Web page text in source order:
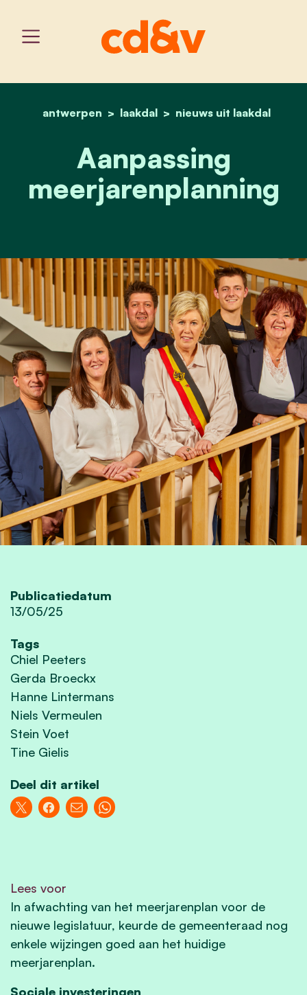
home
antwerpen laakdal nieuws uit laakdal
aanpassing
Aanpassing
meerjarenplanning
Publicatiedatum
13/05/25
Tags
Chiel Peeters
Gerda Broeckx
Hanne Lintermans
Niels Vermeulen
Stein Voet
Tine Gielis
Deel dit artikel
Lees voor
In afwachting van het meerjarenplan voor de
nieuwe legislatuur, keurde de gemeenteraad nog
enkele wijzingen goed aan het huidige
meerjarenplan.
Sociale investeringen